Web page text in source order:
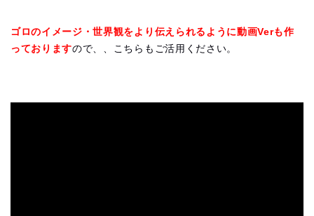
ゴロのイメージ・世界観をより伝えられるように動画Verも作
っておりますので、、こちらもご活用ください。